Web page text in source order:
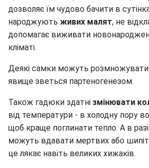
дозволяє їм чудово бачити в
народжують живих малят, не
допомагає виживати
кліматі.
Деякі самки можуть
явище зветься партеногенезом.
Також гадюки здатні змінювати
від температури - в холодну пору
щоб краще поглинати тепло. А в
можуть вдавати мертвих або
це лякає навіть великих хижаків.